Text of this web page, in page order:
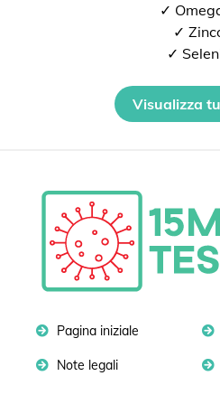
✓
✓
✓
Visualizza
Pagina iniziale
Note legali